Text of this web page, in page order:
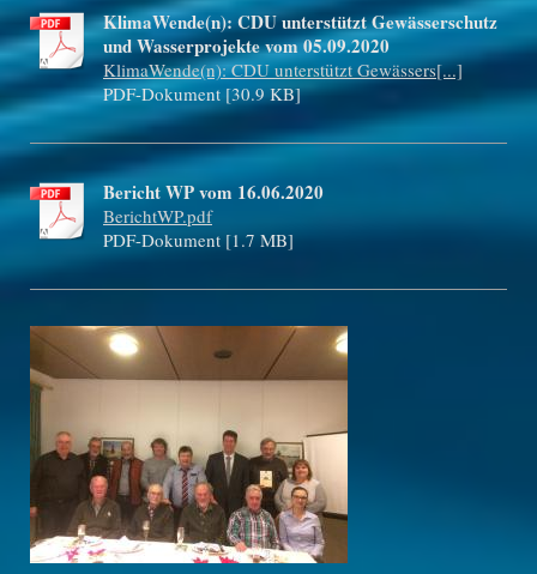
KlimaWende(n): CDU unterstützt Gewässerschutz
und Wasserprojekte vom 05.09.2020
KlimaWende(n): CDU unterstützt Gewässers[...]
PDF-Dokument [30.9 KB]
Bericht WP vom 16.06.2020
BerichtWP.pdf
PDF-Dokument [1.7 MB]